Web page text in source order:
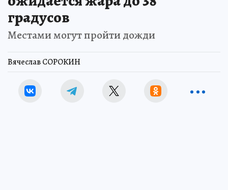
градусов
Местами могут пройти дожди
Вячеслав СОРОКИН